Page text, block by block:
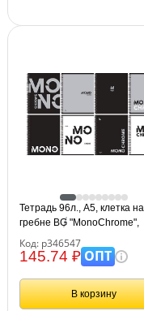
Тетрадь 96л., А5, клетка на
гребне BG "MonoChrome",
Код: р346547
145.74 ₽ОПТ
В корзину